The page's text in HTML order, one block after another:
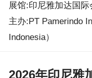
展馆:印尼雅加达国际
主办:PT Pamerindo
Indonesia）
2026年印尼雅